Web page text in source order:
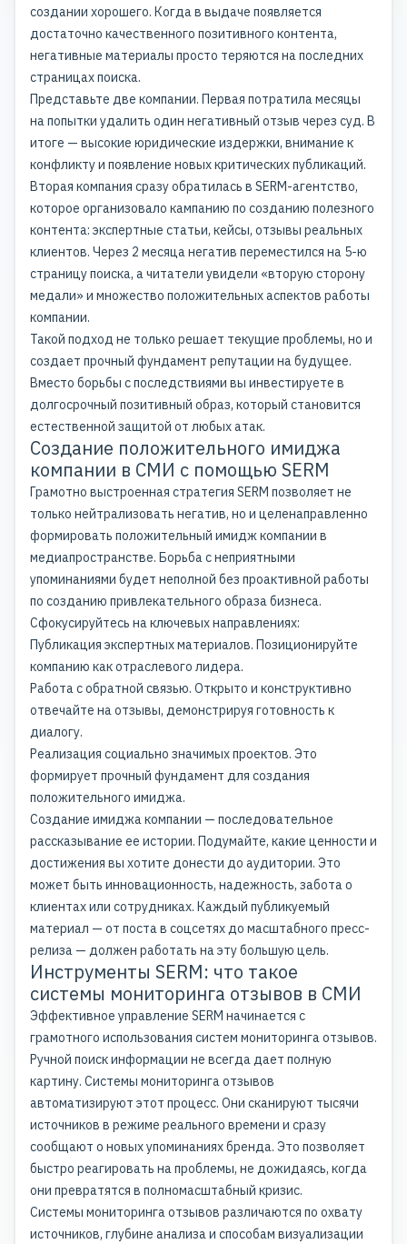
создании хорошего. Когда в выдаче появляется
достаточно качественного позитивного контента,
негативные материалы просто теряются на последних
страницах поиска.
Представьте две компании. Первая потратила месяцы
на попытки удалить один негативный отзыв через суд. В
итоге — высокие юридические издержки, внимание к
конфликту и появление новых критических публикаций.
Вторая компания сразу обратилась в SERM-агентство,
которое организовало кампанию по созданию полезного
контента: экспертные статьи, кейсы, отзывы реальных
клиентов. Через 2 месяца негатив переместился на 5-ю
страницу поиска, а читатели увидели «вторую сторону
медали» и множество положительных аспектов работы
компании.
Такой подход не только решает текущие проблемы, но и
создает прочный фундамент репутации на будущее.
Вместо борьбы с последствиями вы инвестируете в
долгосрочный позитивный образ, который становится
естественной защитой от любых атак.
Создание положительного имиджа
компании в СМИ с помощью SERM
Грамотно выстроенная стратегия SERM позволяет не
только нейтрализовать негатив, но и целенаправленно
формировать положительный имидж компании в
медиапространстве. Борьба с неприятными
упоминаниями будет неполной без проактивной работы
по созданию привлекательного образа бизнеса.
Сфокусируйтесь на ключевых направлениях:
Публикация экспертных материалов. Позиционируйте
компанию как отраслевого лидера.
Работа с обратной связью. Открыто и конструктивно
отвечайте на отзывы, демонстрируя готовность к
диалогу.
Реализация социально значимых проектов. Это
формирует прочный фундамент для создания
положительного имиджа.
Создание имиджа компании — последовательное
рассказывание ее истории. Подумайте, какие ценности и
достижения вы хотите донести до аудитории. Это
может быть инновационность, надежность, забота о
клиентах или сотрудниках. Каждый публикуемый
материал — от поста в соцсетях до масштабного пресс-
релиза — должен работать на эту большую цель.
Инструменты SERM: что такое
системы мониторинга отзывов в СМИ
Эффективное управление SERM начинается с
грамотного использования систем мониторинга отзывов.
Ручной поиск информации не всегда дает полную
картину. Системы мониторинга отзывов
автоматизируют этот процесс. Они сканируют тысячи
источников в режиме реального времени и сразу
сообщают о новых упоминаниях бренда. Это позволяет
быстро реагировать на проблемы, не дожидаясь, когда
они превратятся в полномасштабный кризис.
Системы мониторинга отзывов различаются по охвату
источников, глубине анализа и способам визуализации